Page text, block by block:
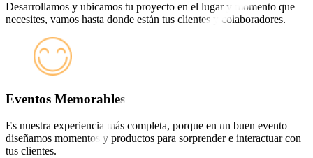
Desarrollamos y ubicamos tu proyecto en el lugar y momento que
necesites, vamos hasta donde están tus clientes y colaboradores.
Eventos Memorables
Es nuestra experiencia más completa, porque en un buen evento
diseñamos momentos y productos para sorprender e interactuar con
tus clientes.